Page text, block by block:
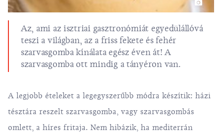
Az, ami azisztriai gasztronómiát egyedülállóvá
teszi a világban, az a friss fekete és fehér
szarvasgomba kínálata egész éven át! A
szarvasgomba ott mindig a tányéron van.
A legjobb ételeket a legegyszerűbb módra készítik: házi
tésztára reszelt szarvasgomba, vagy szarvasgombás
omlett, a híres fritaja. Nem hibázik, ha mediterrán